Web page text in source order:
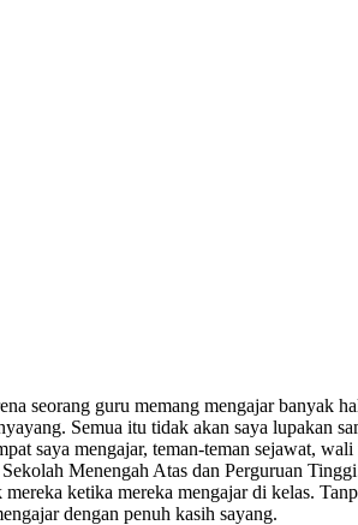
seorang guru memang mengajar banyak
Semua itu tidak akan saya lupakan
saya mengajar, teman-teman sejawat,
Menengah Atas dan Perguruan
ketika mereka mengajar di kelas.
dengan penuh kasih sayang.